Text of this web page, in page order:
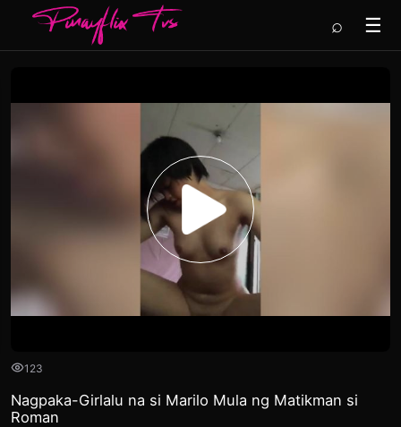
☰
⌕
123
Nagpaka-Girlalu na si Marilo Mula ng Matikman si
Roman